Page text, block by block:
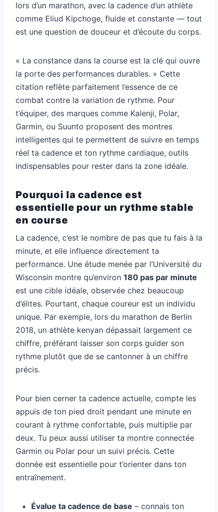
lors d’un marathon, avec la cadence d’un athlète
comme Eliud Kipchoge, fluide et constante — tout
est une question de douceur et d’écoute du corps.
« La constance dans la course est la clé qui ouvre
la porte des performances durables. » Cette
citation reflète parfaitement l’essence de ce
combat contre la variation de rythme. Pour
t’équiper, des marques comme Kalenji, Polar,
Garmin, ou Suunto proposent des montres
intelligentes qui te permettent de suivre en temps
réel ta cadence et ton rythme cardiaque, outils
indispensables pour rester dans la zone idéale.
Pourquoi la cadence est
essentielle pour un rythme stable
en course
La cadence, c’est le nombre de pas que tu fais à la
minute, et elle influence directement ta
performance. Une étude menée par l’Université du
Wisconsin montre qu’environ 180 pas par minute
est une cible idéale, observée chez beaucoup
d’élites. Pourtant, chaque coureur est un individu
unique. Par exemple, lors du marathon de Berlin
2018, un athlète kenyan dépassait largement ce
chiffre, préférant laisser son corps guider son
rythme plutôt que de se cantonner à un chiffre
précis.
Pour bien cerner ta cadence actuelle, compte les
appuis de ton pied droit pendant une minute en
courant à rythme confortable, puis multiplie par
deux. Tu peux aussi utiliser ta montre connectée
Garmin ou Polar pour un suivi précis. Cette
donnée est essentielle pour t’orienter dans ton
entraînement.
Évalue ta cadence de base – connais ton